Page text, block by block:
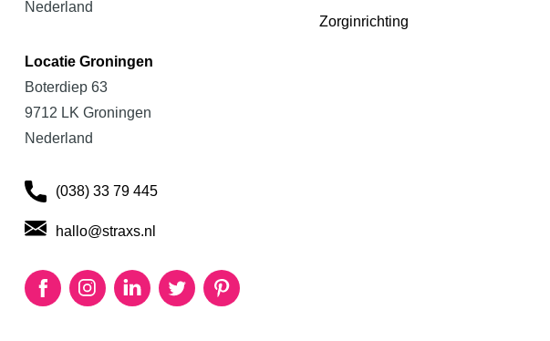
Nederland
Locatie Groningen
Boterdiep 63
9712 LK Groningen
Nederland
(038) 33 79 445
hallo@straxs.nl
FacebookInstagramLinkedInTwitterPinterest
Zorginrichting